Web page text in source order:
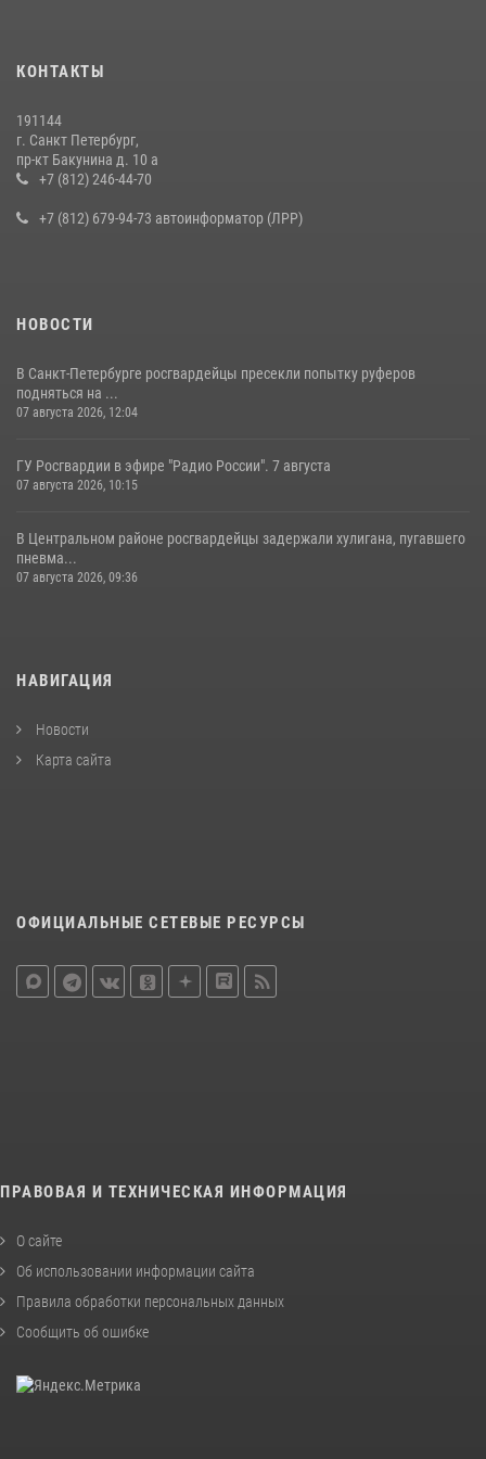
КОНТАКТЫ
191144
г. Санкт Петербург,
пр-кт Бакунина д. 10 а
+7 (812) 246-44-70
+7 (812) 679-94-73 автоинформатор (ЛРР)
НОВОСТИ
В Санкт-Петербурге росгвардейцы пресекли попытку руферов
подняться на ...
07 августа 2026, 12:04
ГУ Росгвардии в эфире "Радио России". 7 августа
07 августа 2026, 10:15
В Центральном районе росгвардейцы задержали хулигана, пугавшего
пневма...
07 августа 2026, 09:36
НАВИГАЦИЯ
Новости
Карта сайта
ОФИЦИАЛЬНЫЕ СЕТЕВЫЕ РЕСУРСЫ
ПРАВОВАЯ И ТЕХНИЧЕСКАЯ ИНФОРМАЦИЯ
О сайте
Об использовании информации сайта
Правила обработки персональных данных
Сообщить об ошибке